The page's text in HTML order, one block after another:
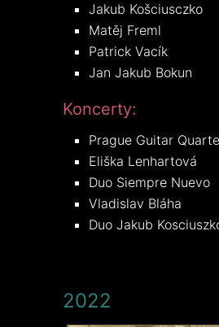
Jakub Košciusczko
Matěj Freml
Patrick Vacík
Jan Jakub Bokun
Koncerty:
Prague Guitar
Eliška Lenhartová
Duo Siempre Nuevo
Vladislav Bláha
Duo Jakub
2022